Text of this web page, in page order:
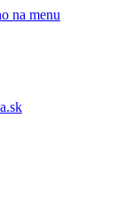
na menu